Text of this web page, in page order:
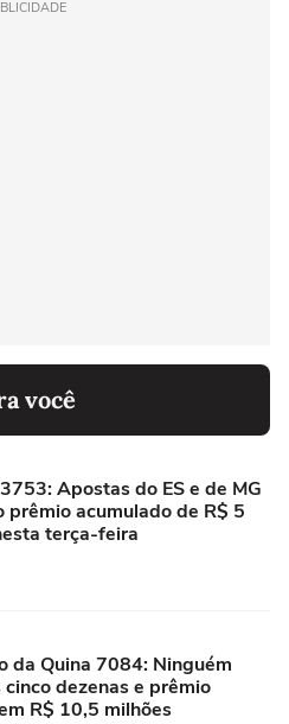
você
Apostas do ES e de MG
prêmio acumulado de R$ 5
terça-feira
da Quina 7084: Ninguém
dezenas e prêmio
R$ 10,5 milhões